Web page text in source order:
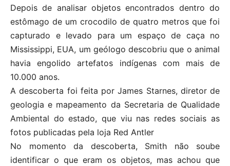
Depois de analisar objetos encontrados dentro do
estômago de um crocodilo de quatro metros que foi
capturado e levado para um espaço de caça no
Mississippi, EUA, um geólogo descobriu que o animal
havia engolido artefatos indígenas com mais de
10.000 anos.
A descoberta foi feita por James Starnes, diretor de
geologia e mapeamento da Secretaria de Qualidade
Ambiental do estado, que viu nas redes sociais as
fotos publicadas pela loja Red Antler
No momento da descoberta, Smith não soube
identificar o que eram os objetos, mas achou que